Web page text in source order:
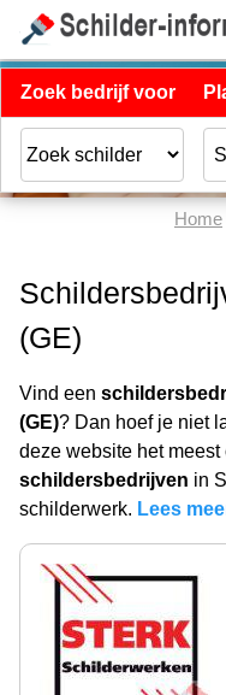
Zoek bedrijf voor
Home
(GE)
Vind een
(GE)? Dan hoef je niet
deze website het
schildersbedrijven in
schilderwerk. Lees